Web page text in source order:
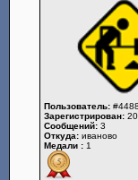
Пользователь: #4488
Зарегистрирован:
Сообщений: 3
Откуда: иваново
Медали : 1